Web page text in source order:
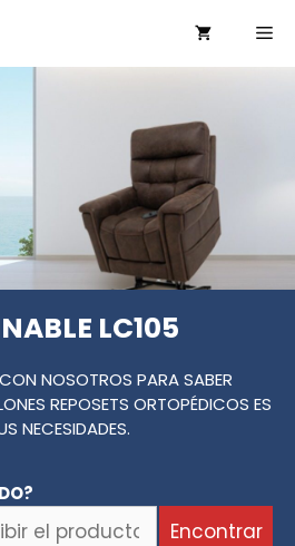
LC105
NOSOTROS PARA SABER
REPOSETS ORTOPÉDICOS ES
NECESIDADES.
Encontrar